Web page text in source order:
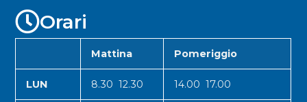
Orari
Mattina Pomeriggio
LUN 8.30 12.30 14.00 17.00